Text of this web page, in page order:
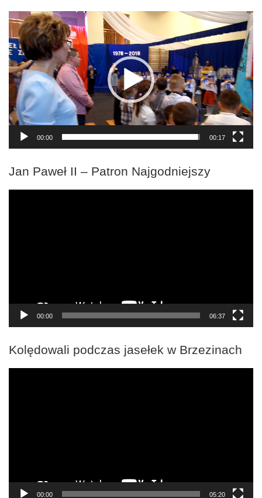
Odtwarzacz
video
00:00 00:17
Jan Paweł II – Patron Najgodniejszy
00:00 06:37
Kolędowali podczas jasełek w Brzezinach
00:00 05:20